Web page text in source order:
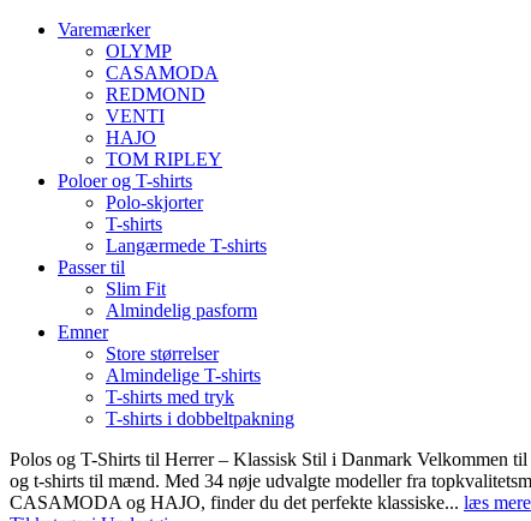
Varemærker
OLYMP
CASAMODA
REDMOND
VENTI
HAJO
TOM RIPLEY
Poloer og T-shirts
Polo-skjorter
T-shirts
Langærmede T-shirts
Passer til
Slim Fit
Almindelig pasform
Emner
Store størrelser
Almindelige T-shirts
T-shirts med tryk
T-shirts i dobbeltpakning
Polos og T-Shirts til Herrer – Klassisk Stil i Danmark Velkommen
og t-shirts til mænd. Med 34 nøje udvalgte modeller fra
CASAMODA og HAJO, finder du det perfekte klassiske... læs mere